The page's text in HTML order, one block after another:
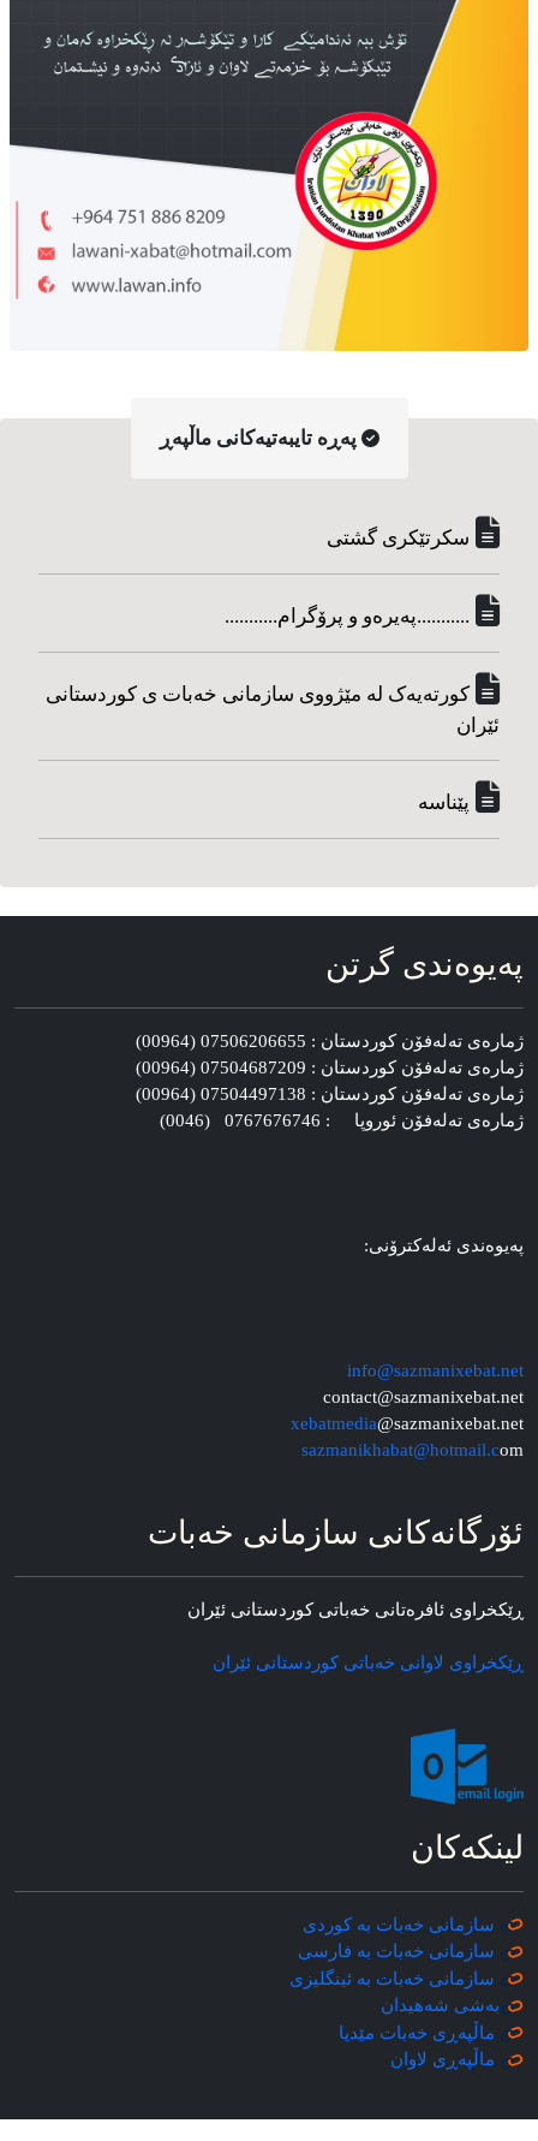
په‌ڕه‌ تایبه‌تیه‌کانی ماڵپه‌ڕ
سکرتێکری گشتی
...........په‌یره‌و و پرۆگرام...........
کورته‌یه‌ک له مێژووی سازمانی خه‌بات ی کوردستانی
ئێران
پێناسه‌
په‌یوه‌ندی گرتن
ژماره‌ی ته‌له‌فۆن کوردستان : 07506206655 (00964)
ژماره‌ی ته‌له‌فۆن کوردستان : 07504687209 (00964)
ژماره‌ی ته‌له‌فۆن کوردستان : 07504497138 (00964)
ژماره‌ی ته‌له‌فۆن ئوروپا : 0767676746 (0046)
په‌یوه‌ندی ئه‌له‌کترۆنی:
info@sazmanixebat.net
contact@sazmanixebat.net
xebatmedia@sazmanixebat.net
sazmanikhabat@hotmail.com
ئۆرگانه‌کانی سازمانی خه‌بات
ڕێکخراوی ئافره‌تانی خه‌باتی کوردستانی ئێران
ڕێکخراوی لاوانی خه‌باتی کوردستانی ئێران
لینکه‌کان
سازمانی خه‌بات به کوردی
سازمانی خه‌بات به فارسی
سازمانی خه‌بات به ئینگلیزی
به‌شی شه‌هیدان
ماڵپه‌ڕی خه‌بات مێدیا
ماڵپه‌ڕی لاوان